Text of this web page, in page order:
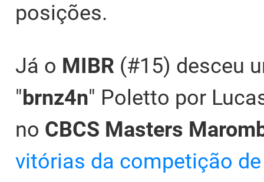
posições.
Já o MIBR (#15) desceu
"brnz4n" Poletto por
no CBCS Masters
vitórias da competição